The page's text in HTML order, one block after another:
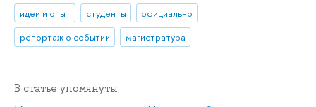
идеи и опыт студенты
официально
репортаж о событии
магистратура
В статье упомянуты